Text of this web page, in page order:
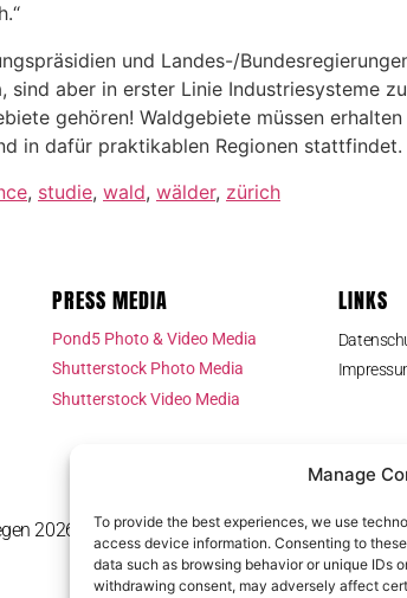
Manage
To provide the best experiences, we use
access device information. Consenting to
data such as browsing behavior or unique IDs
withdrawing consent, may adversely affect
und Landes-/
aber in erster Linie Industriesysteme
gehören! Waldgebiete müssen
in dafür praktikablen Regionen stattfindet.
, studie, wald, wälder, zürich
PRESS MEDIA
Pond5 Photo & Video Media
Shutterstock Photo Media
Shutterstock Video Media
LINKS
2026